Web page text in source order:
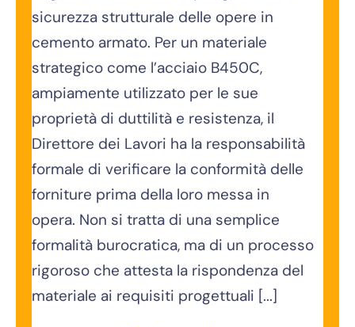
sicurezza strutturale delle opere in
cemento armato. Per un materiale
strategico come l’acciaio B450C,
ampiamente utilizzato per le sue
proprietà di duttilità e resistenza, il
Direttore dei Lavori ha la responsabilità
formale di verificare la conformità delle
forniture prima della loro messa in
opera. Non si tratta di una semplice
formalità burocratica, ma di un processo
rigoroso che attesta la rispondenza del
materiale ai requisiti progettuali [...]